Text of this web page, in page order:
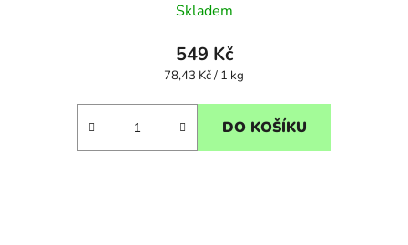
Skladem
549 Kč
Měrná
78,43 Kč / 1 kg
DO KOŠÍKU